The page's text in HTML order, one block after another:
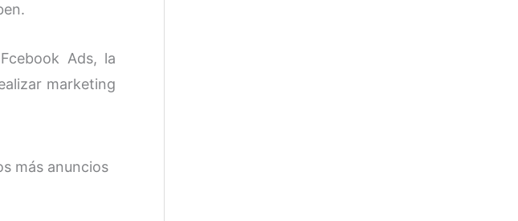
Ads, la
marketing
más anuncios